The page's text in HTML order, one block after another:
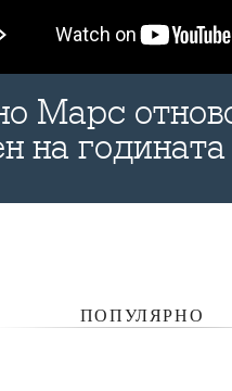
Марс
на годината
ПОПУЛЯРНО